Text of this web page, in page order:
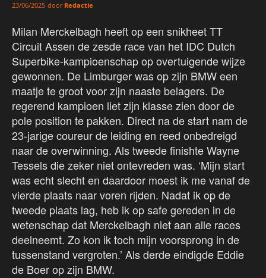
23/06/2025 door Redactie
Milan Merckelbagh heeft op een snikheet TT
Circuit Assen de zesde race van het IDC Dutch
Superbike-kampioenschap op overtuigende wijze
gewonnen. De Limburger was op zijn BMW een
maatje te groot voor zijn naaste belagers. De
regerend kampioen liet zijn klasse zien door de
pole position te pakken. Direct na de start nam de
23-jarige coureur de leiding en reed onbedreigd
naar de overwinning. Als tweede finishte Wayne
Tessels die zeker niet ontevreden was. ‘Mijn start
was echt slecht en daardoor moest ik me vanaf de
vierde plaats naar voren rijden. Nadat ik op de
tweede plaats lag, heb ik op safe gereden in de
wetenschap dat Merckelbagh niet aan alle races
deelneemt. Zo kon ik toch mijn voorsprong in de
tussenstand vergroten.’ Als derde eindigde Eddie
de Boer op zijn BMW.